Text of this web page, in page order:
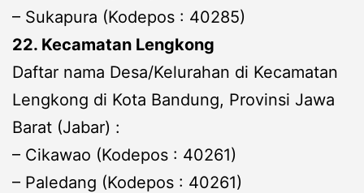
– Sukapura (Kodepos : 40285)
22. Kecamatan Lengkong
Daftar nama Desa/Kelurahan di Kecamatan
Lengkong di Kota Bandung, Provinsi Jawa
Barat (Jabar) :
– Cikawao (Kodepos : 40261)
– Paledang (Kodepos : 40261)